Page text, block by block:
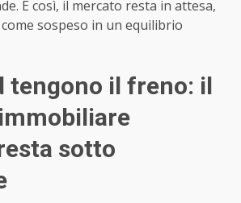
E così, il mercato resta in attesa,
sospeso in un equilibrio
tengono il freno: il
sotto